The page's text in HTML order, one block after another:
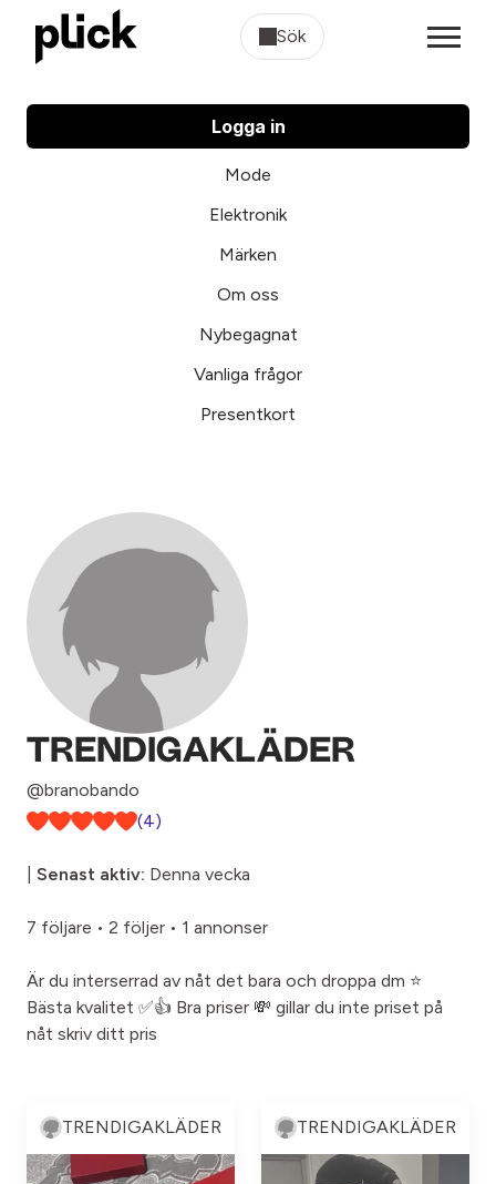
Sök
Logga in
Mode
Elektronik
Märken
Om oss
Nybegagnat
Vanliga frågor
Presentkort
TRENDIGAKLÄDER
@branobando
(4)
Senast aktiv: Denna vecka
7 följare • 2 följer • 1 annonser
Är du interserrad av nåt det bara och droppa dm ⭐️
Bästa kvalitet ✅👍 Bra priser 💸 gillar du inte priset på
nåt skriv ditt pris
TRENDIGAKLÄDER TRENDIGAKLÄDER